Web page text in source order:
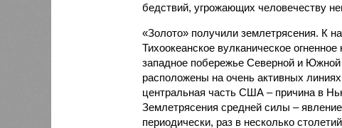
бедствий, угрожающих человечеству
«Золото» получили землетрясения. К
Тихоокеанское вулканическое
западное побережье Северной и
расположены на очень активных
центральная часть США – причина в
Землетрясения средней силы –
периодически, раз в несколько